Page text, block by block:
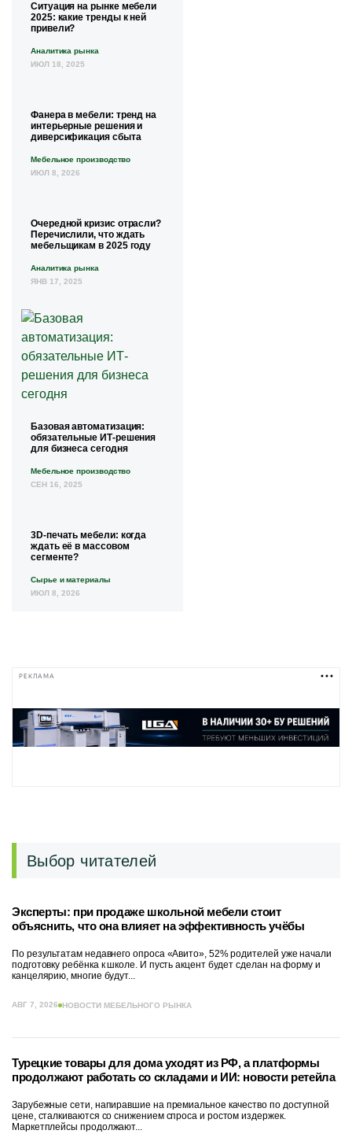
Ситуация на рынке мебели
2025: какие тренды к ней
привели?
Аналитика рынка
ИЮЛ 18, 2025
Фанера в мебели: тренд на
интерьерные решения и
диверсификация сбыта
Мебельное производство
ИЮЛ 8, 2026
Очередной кризис отрасли?
Перечислили, что ждать
мебельщикам в 2025 году
Аналитика рынка
ЯНВ 17, 2025
Базовая автоматизация:
обязательные ИТ-решения
для бизнеса сегодня
Мебельное производство
СЕН 16, 2025
3D-печать мебели: когда
ждать её в массовом
сегменте?
Сырье и материалы
ИЮЛ 8, 2026
РЕКЛАМА
Выбор читателей
Эксперты: при продаже школьной мебели стоит
объяснить, что она влияет на эффективность учёбы
По результатам недавнего опроса «Авито», 52% родителей уже начали
подготовку ребёнка к школе. И пусть акцент будет сделан на форму и
канцелярию, многие будут...
АВГ 7, 2026 НОВОСТИ МЕБЕЛЬНОГО РЫНКА
Турецкие товары для дома уходят из РФ, а платформы
продолжают работать со складами и ИИ: новости ретейла
Зарубежные сети, напиравшие на премиальное качество по доступной
цене, сталкиваются со снижением спроса и ростом издержек.
Маркетплейсы продолжают...